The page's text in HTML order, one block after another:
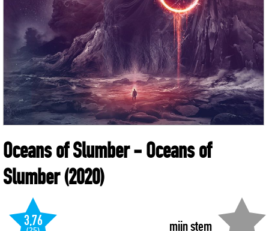
Oceans of Slumber- Oceans of
Slumber(2020)
mijn stem
3,76